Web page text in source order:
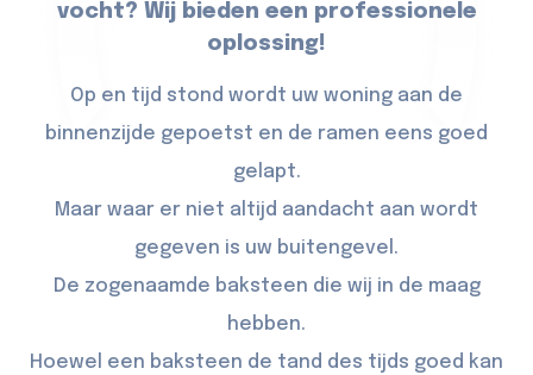
vocht? Wij bieden een professionele
oplossing!
Op en tijd stond wordt uw woning aan de
binnenzijde gepoetst en de ramen eens goed
gelapt.
Maar waar er niet altijd aandacht aan wordt
gegeven is uw buitengevel.
De zogenaamde baksteen die wij in de maag
hebben.
Hoewel een baksteen de tand des tijds goed kan